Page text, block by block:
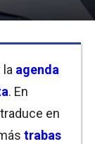
la agenda
. En
en
trabas